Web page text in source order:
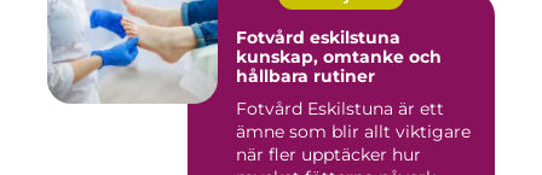
Fotvård eskilstuna
kunskap, omtanke och
hållbara rutiner
Fotvård Eskilstuna är ett
ämne som blir allt viktigare
när fler upptäcker hur